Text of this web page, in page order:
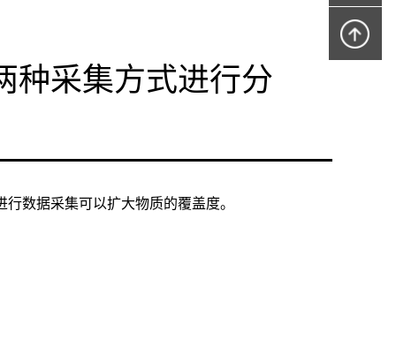
种采集方式进行分
数据采集可以扩大物质的覆盖度。